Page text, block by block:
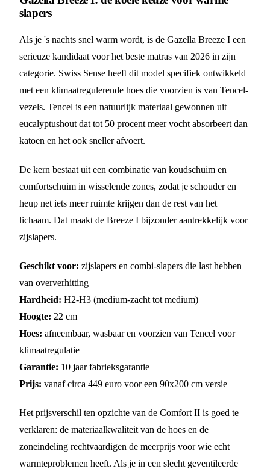
slapers
Als je 's nachts snel warm wordt, is de Gazella Breeze I een
serieuze kandidaat voor het beste matras van 2026 in zijn
categorie. Swiss Sense heeft dit model specifiek ontwikkeld
met een klimaatregulerende hoes die voorzien is van Tencel-
vezels. Tencel is een natuurlijk materiaal gewonnen uit
eucalyptushout dat tot 50 procent meer vocht absorbeert dan
katoen en het ook sneller afvoert.
De kern bestaat uit een combinatie van koudschuim en
comfortschuim in wisselende zones, zodat je schouder en
heup net iets meer ruimte krijgen dan de rest van het
lichaam. Dat maakt de Breeze I bijzonder aantrekkelijk voor
zijslapers.
Geschikt voor: zijslapers en combi-slapers die last hebben
van oververhitting
Hardheid: H2-H3 (medium-zacht tot medium)
Hoogte: 22 cm
Hoes: afneembaar, wasbaar en voorzien van Tencel voor
klimaatregulatie
Garantie: 10 jaar fabrieksgarantie
Prijs: vanaf circa 449 euro voor een 90x200 cm versie
Het prijsverschil ten opzichte van de Comfort II is goed te
verklaren: de materiaalkwaliteit van de hoes en de
zoneindeling rechtvaardigen de meerprijs voor wie echt
warmteproblemen heeft. Als je in een slecht geventileerde